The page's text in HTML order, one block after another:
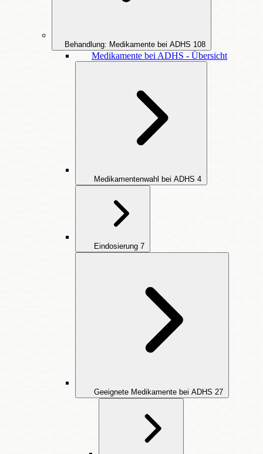
Behandlung: Medikamente bei ADHS 108
Medikamente bei ADHS - Übersicht
Medikamentenwahl bei ADHS 4
Eindosierung 7
Geeignete Medikamente bei ADHS 27